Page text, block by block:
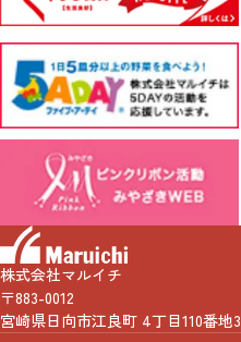
株式会社マルイチ
〒883-0012
宮崎県日向市江良町 4丁目110番地3